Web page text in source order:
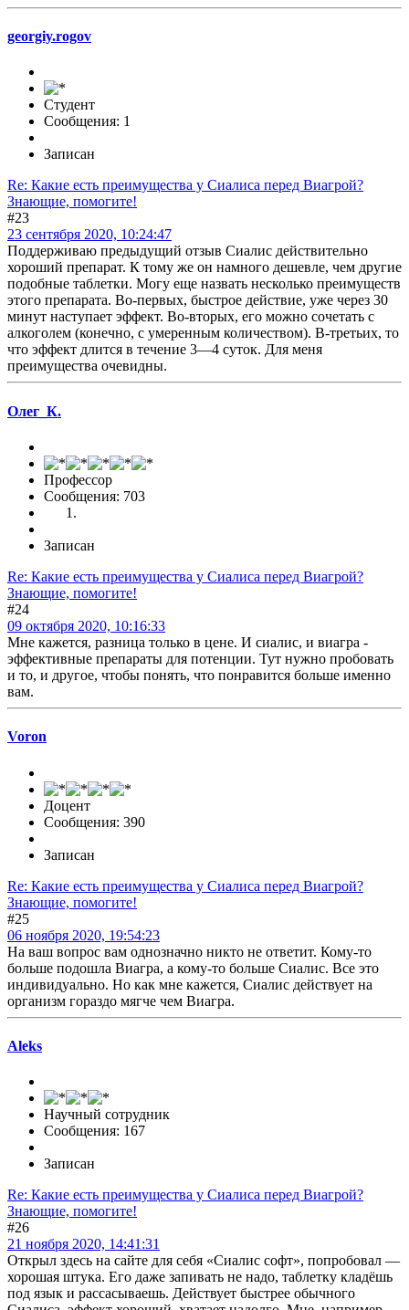
georgiy.rogov
Студент
Сообщения: 1
Записан
Re: Какие есть преимущества у Сиалиса перед Виагрой?
Знающие, помогите!
#23
23 сентября 2020, 10:24:47
Поддерживаю предыдущий отзыв Сиалис действительно
хороший препарат. К тому же он намного дешевле, чем другие
подобные таблетки. Могу еще назвать несколько преимуществ
этого препарата. Во-первых, быстрое действие, уже через 30
минут наступает эффект. Во-вторых, его можно сочетать с
алкоголем (конечно, с умеренным количеством). В-третьих, то
что эффект длится в течение 3—4 суток. Для меня
преимущества очевидны.
Олег_К.
Профессор
Сообщения: 703
Записан
Re: Какие есть преимущества у Сиалиса перед Виагрой?
Знающие, помогите!
#24
09 октября 2020, 10:16:33
Мне кажется, разница только в цене. И сиалис, и виагра -
эффективные препараты для потенции. Тут нужно пробовать
и то, и другое, чтобы понять, что понравится больше именно
вам.
Voron
Доцент
Сообщения: 390
Записан
Re: Какие есть преимущества у Сиалиса перед Виагрой?
Знающие, помогите!
#25
06 ноября 2020, 19:54:23
На ваш вопрос вам однозначно никто не ответит. Кому-то
больше подошла Виагра, а кому-то больше Сиалис. Все это
индивидуально. Но как мне кажется, Сиалис действует на
организм гораздо мягче чем Виагра.
Aleks
Научный сотрудник
Сообщения: 167
Записан
Re: Какие есть преимущества у Сиалиса перед Виагрой?
Знающие, помогите!
#26
21 ноября 2020, 14:41:31
Открыл здесь на сайте для себя «Сиалис софт», попробовал —
хорошая штука. Его даже запивать не надо, таблетку кладёшь
под язык и рассасываешь. Действует быстрее обычного